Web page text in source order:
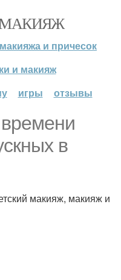
МАКИЯЖ
и причесок
и макияж
игры отзывы
в
макияж, макияж и